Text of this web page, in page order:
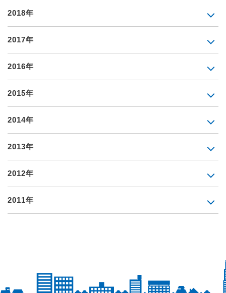
2018年
2017年
2016年
2015年
2014年
2013年
2012年
2011年